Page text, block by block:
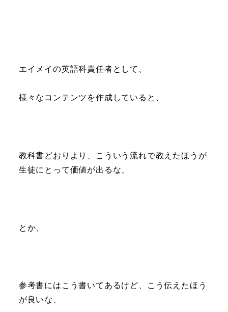
エイメイの英語科責任者として、
様々なコンテンツを作成していると、
教科書どおりより、こういう流れで教えたほうが
生徒にとって価値が出るな、
とか、
参考書にはこう書いてあるけど、こう伝えたほう
が良いな、